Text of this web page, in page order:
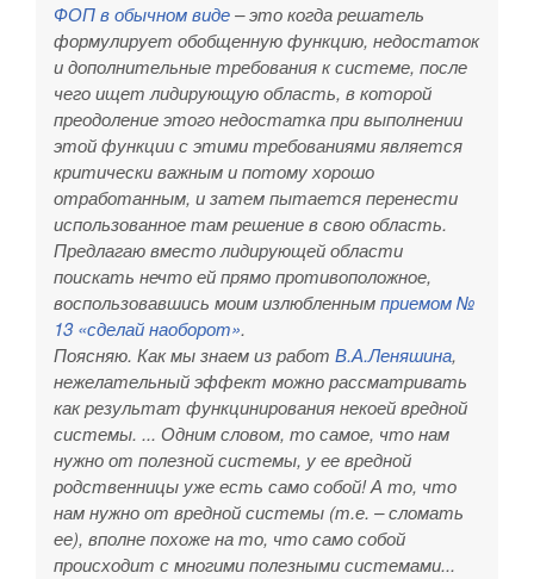
ФОП в обычном виде– это когда решатель
формулирует обобщенную функцию, недостаток
и дополнительные требования к системе, после
чего ищет лидирующую область, в которой
преодоление этого недостатка при выполнении
этой функции с этими требованиями является
критически важным и потому хорошо
отработанным, и затем пытается перенести
использованное там решение в свою область.
Предлагаю вместо лидирующей области
поискать нечто ей прямо противоположное,
воспользовавшись моим излюбленнымприемом №
13 «сделай наоборот».
Поясняю. Как мы знаем из работ В.А.Леняшина,
нежелательный эффект можно рассматривать
как результат функцинирования некоей вредной
системы. ... Одним словом, то самое, что нам
нужно от полезной системы, у ее вредной
родственницы уже есть само собой! А то, что
нам нужно от вредной системы (т.е. – сломать
ее), вполне похоже на то, что само собой
происходит с многими полезными системами...